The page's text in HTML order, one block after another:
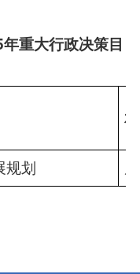
年重大行政决策目
规划